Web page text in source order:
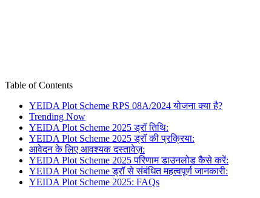
Table of Contents
YEIDA Plot Scheme RPS 08A/2024 योजना क्या है?
Trending Now
YEIDA Plot Scheme 2025 ड्रॉ तिथि:
YEIDA Plot Scheme 2025 ड्रॉ की प्रक्रिया:
आवेदन के लिए आवश्यक दस्तावेज़:
YEIDA Plot Scheme 2025 परिणाम डाउनलोड कैसे करें:
YEIDA Plot Scheme ड्रॉ से संबंधित महत्वपूर्ण जानकारी:
YEIDA Plot Scheme 2025: FAQs